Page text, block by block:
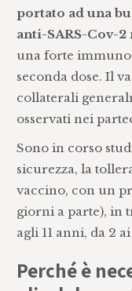
portato ad una
anti-SARS-Cov-
una forte
seconda dose. Il
collaterali
osservati nei
Sono in corso
sicurezza, la
vaccino, con un
giorni a parte), in
agli 11 anni, da 2
Perché è